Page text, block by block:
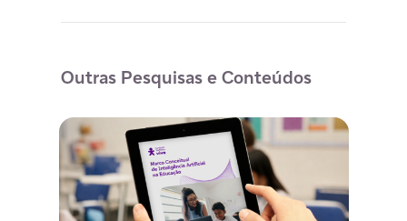
Outras Pesquisas e Conteúdos